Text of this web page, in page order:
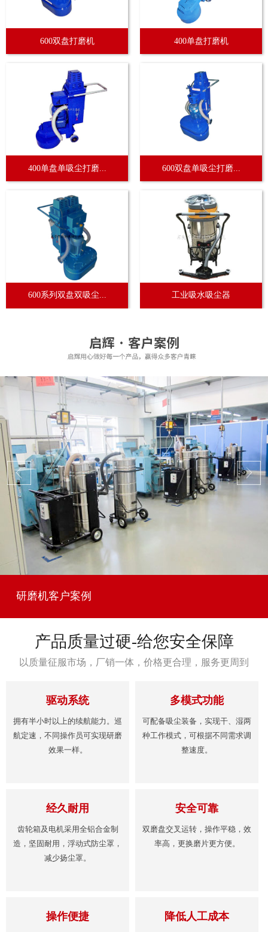
600双盘打磨机 400单盘打磨机
400单盘单吸尘打磨... 600双盘单吸尘打磨...
600系列双盘双吸尘... 工业吸水吸尘器
研磨机客户案例
产品质量过硬-给您安全保障
以质量征服市场，厂销一体，价格更合理，服务更周到
驱动系统
拥有半小时以上的续航能力。巡
航定速，不同操作员可实现研磨
效果一样。
多模式功能
可配备吸尘装备，实现干、湿两
种工作模式，可根据不同需求调
整速度。
经久耐用
齿轮箱及电机采用全铝合金制
造，坚固耐用，浮动式防尘罩，
减少扬尘罩。
安全可靠
双磨盘交叉运转，操作平稳，效
率高，更换磨片更方便。
操作便捷 降低人工成本